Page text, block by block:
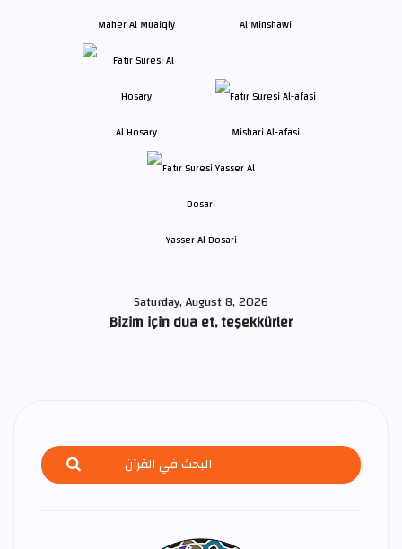
Maher Al Muaiqly Al Minshawi
Al Hosary Mishari Al-afasi
Yasser Al Dosari
Saturday, August 8, 2026
Bizim için dua et, teşekkürler